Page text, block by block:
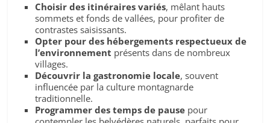
Choisir des itinéraires variés, mêlant hauts
sommets et fonds de vallées, pour profiter de
contrastes saisissants.
Opter pour des hébergements respectueux de
l’environnement présents dans de nombreux
villages.
Découvrir la gastronomie locale, souvent
influencée par la culture montagnarde
traditionnelle.
Programmer des temps de pause pour